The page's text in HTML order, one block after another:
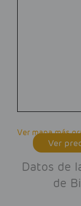
Ver mapa más
Ver
Datos de
de